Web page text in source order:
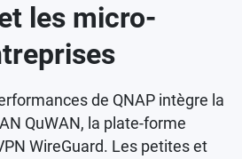
les micro-
de QNAP intègre la
QuWAN, la plate-forme
WireGuard. Les petites et